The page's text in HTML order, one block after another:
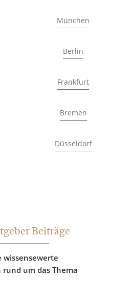
München
Berlin
Frankfurt
Bremen
Düsseldorf
Beiträge
wissensewerte
um das Thema